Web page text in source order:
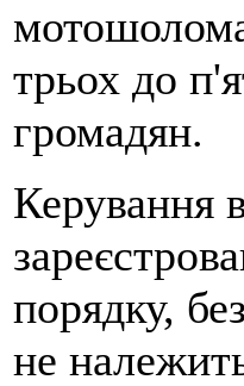
трьох до
громадян.
Керування
порядку,
не